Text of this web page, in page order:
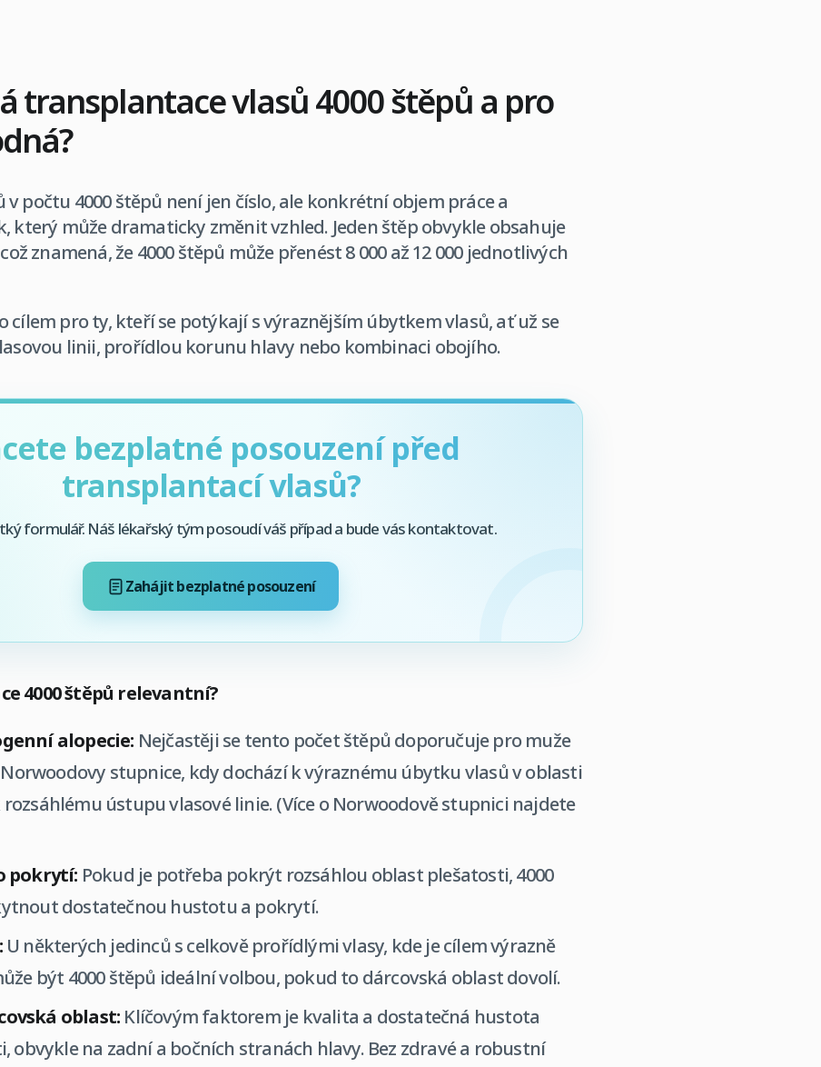
transplantace vlasů 4000 štěpů a pro
počtu 4000 štěpů není jen číslo, ale konkrétní objem práce a
který může dramaticky změnit vzhled. Jeden štěp obvykle obsahuje
znamená, že 4000 štěpů může přenést 8 000 až 12 000 jednotlivých
cílem pro ty, kteří se potýkají s výraznějším úbytkem vlasů, ať už se
linii, prořídlou korunu hlavy nebo kombinaci obojího.
bezplatné posouzení před
transplantací vlasů?
formulář. Náš lékařský tým posoudí váš případ a bude vás kontaktovat.
Zahájit bezplatné posouzení
4000 štěpů relevantní?
alopecie: Nejčastěji se tento počet štěpů doporučuje pro muže
Norwoodovy stupnice, kdy dochází k výraznému úbytku vlasů v oblasti
ústupu vlasové linie. (Více o Norwoodově stupnici najdete
pokrytí: Pokud je potřeba pokrýt rozsáhlou oblast plešatosti, 4000
dostatečnou hustotu a pokrytí.
U některých jedinců s celkově prořídlými vlasy, kde je cílem výrazně
být 4000 štěpů ideální volbou, pokud to dárcovská oblast dovolí.
oblast: Klíčovým faktorem je kvalita a dostatečná hustota
obvykle na zadní a bočních stranách hlavy. Bez zdravé a robustní